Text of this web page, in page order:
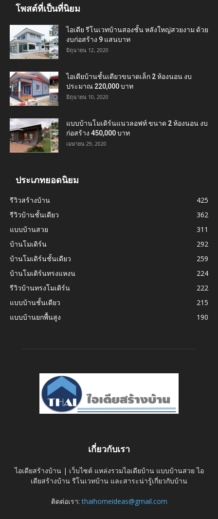
โพสต์ที่เป็นที่นิยม
ไอเดีย รีโนเวทบ้านสองชั้น หลังใหญ่สวยงาม ด้วย
งบก่อสร้าง 9 แสนบาท
มิถุนายน 12, 2020
ไอเดียบ้านชั้นเดียวขนาดเล็ก 2 ห้องนอน งบ
ประมาณ 220,000 บาท
มิถุนายน 10, 2020
แบบบ้านโมเดิร์นแนวลอฟท์ ขนาด 2 ห้องนอน งบ
ก่อสร้าง 450,000 บาท
เมษายน 29, 2020
ประเภทยอดนิยม
รีวิวสร้างบ้าน
425
รีวิวบ้านชั้นเดียว
362
แบบบ้านสวย
311
บ้านโมเดิร์น
292
บ้านโมเดิร์นชั้นเดียว
259
บ้านโมเดิร์นทรงแหงน
224
รีวิวบ้านทรงโมเดิร์น
222
แบบบ้านชั้นเดียว
215
แบบบ้านยกพื้นสูง
190
เกี่ยวกับเรา
ไอเดียสร้างบ้าน | เว็บไซต์ แหล่งรวมไอเดียบ้าน แบบบ้านสวย ไอ
เดียสร้างบ้าน รีโนเวทบ้าน และสาระน่ารู้เกี่ยวกับบ้าน
ติดต่อเรา:thaihomeideas@gmail.com